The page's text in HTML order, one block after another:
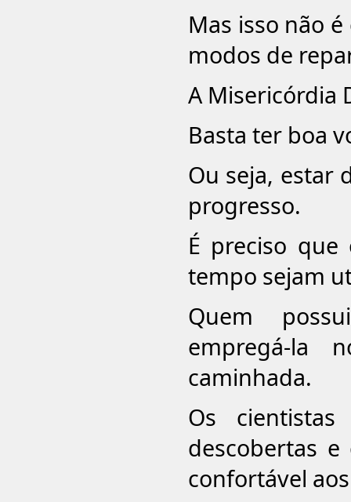
Mas isso não
modos de
A Misericórdia
Basta ter boa
Ou seja, estar
progresso.
É preciso
tempo sejam
Quem
empregá-la
caminhada.
Os
descobertas
confortável